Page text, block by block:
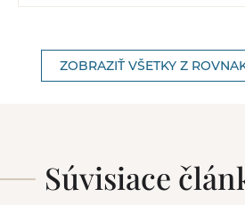
ZOBRAZIŤ VŠETKY Z
Súvisiace